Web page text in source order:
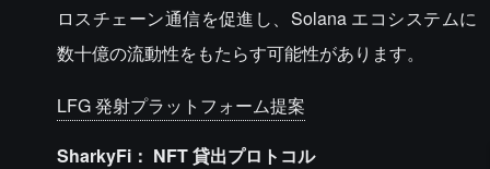
ロスチェーン通信を促進し、Solana エコシステムに
数十億の流動性をもたらす可能性があります。
LFG 発射プラットフォーム提案
SharkyFi： NFT貸出プロトコル